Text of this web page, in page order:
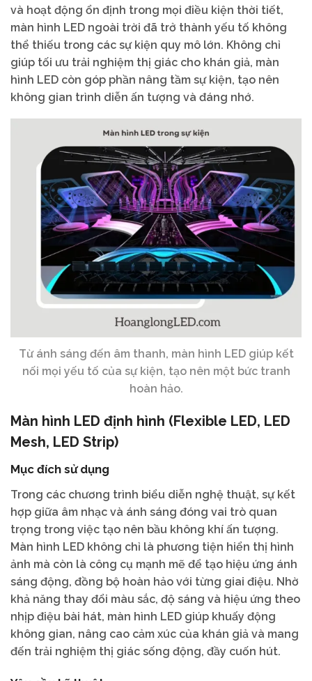
và hoạt động ổn định trong mọi điều kiện thời tiết,
màn hình LED ngoài trời đã trở thành yếu tố không
thể thiếu trong các sự kiện quy mô lớn. Không chỉ
giúp tối ưu trải nghiệm thị giác cho khán giả, màn
hình LED còn góp phần nâng tầm sự kiện, tạo nên
không gian trình diễn ấn tượng và đáng nhớ.
Từ ánh sáng đến âm thanh, màn hình LED giúp kết
nối mọi yếu tố của sự kiện, tạo nên một bức tranh
hoàn hảo.
Màn hình LED định hình (Flexible LED, LED
Mesh, LED Strip)
Mục đích sử dụng
Trong các chương trình biểu diễn nghệ thuật, sự kết
hợp giữa âm nhạc và ánh sáng đóng vai trò quan
trọng trong việc tạo nên bầu không khí ấn tượng.
Màn hình LED không chỉ là phương tiện hiển thị hình
ảnh mà còn là công cụ mạnh mẽ để tạo hiệu ứng ánh
sáng động, đồng bộ hoàn hảo với từng giai điệu. Nhờ
khả năng thay đổi màu sắc, độ sáng và hiệu ứng theo
nhịp điệu bài hát, màn hình LED giúp khuấy động
không gian, nâng cao cảm xúc của khán giả và mang
đến trải nghiệm thị giác sống động, đầy cuốn hút.